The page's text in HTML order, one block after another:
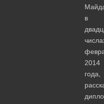
в
2014
года,